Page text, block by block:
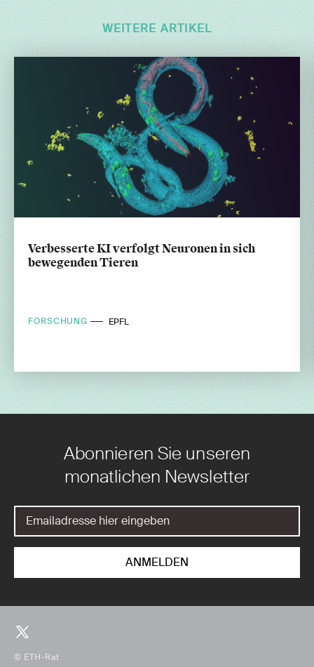
WEITERE ARTIKEL
Verbesserte KI verfolgt Neuronen in sich
bewegenden Tieren
FORSCHUNG EPFL
Abonnieren Sie unseren
monatlichen Newsletter
© ETH-Rat